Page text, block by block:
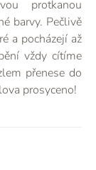
protkanou
barvy. Pečlivě
a pocházejí až
vždy cítíme
přenese do
prosyceno!